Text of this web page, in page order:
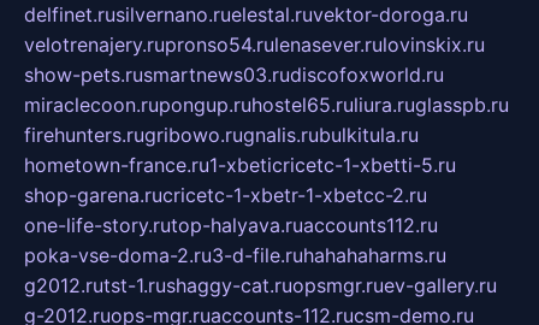
delfinet.rusilvernano.ruelestal.ruvektor-doroga.ru
velotrenajery.rupronso54.rulenasever.rulovinskix.ru
show-pets.rusmartnews03.rudiscofoxworld.ru
miraclecoon.rupongup.ruhostel65.ruliura.ruglasspb.ru
firehunters.rugribowo.rugnalis.rubulkitula.ru
hometown-france.ru1-xbeticricetc-1-xbetti-5.ru
shop-garena.rucricetc-1-xbetr-1-xbetcc-2.ru
one-life-story.rutop-halyava.ruaccounts112.ru
poka-vse-doma-2.ru3-d-file.ruhahahaharms.ru
g2012.rutst-1.rushaggy-cat.ruopsmgr.ruev-gallery.ru
g-2012.ruops-mgr.ruaccounts-112.rucsm-demo.ru